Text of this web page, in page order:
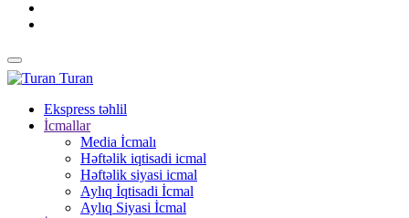
Turan
Ekspress təhlil
İcmallar
Media İcmalı
Həftəlik iqtisadi icmal
Həftəlik siyasi icmal
Aylıq İqtisadi İcmal
Aylıq Siyasi İcmal